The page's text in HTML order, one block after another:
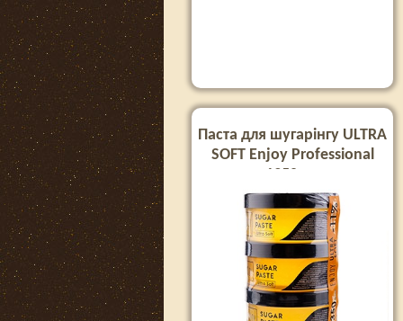
Паста для шугарінгу ULTRA
SOFT Enjoy Professional
1350 гр.